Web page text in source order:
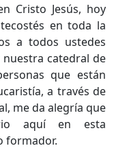
Cristo Jesús, hoy
en toda la
a todos ustedes
catedral de
que están
a través de
me da alegría que
aquí en esta
formador.